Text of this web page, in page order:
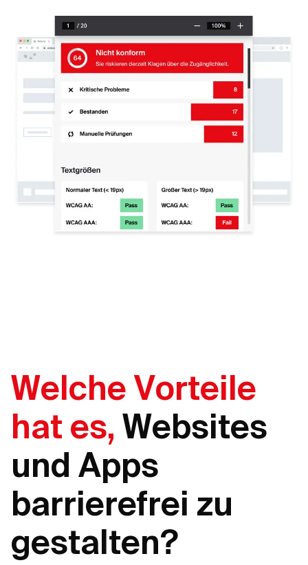
Welche Vorteile
hat es, Websites
und Apps
barrierefrei zu
gestalten?